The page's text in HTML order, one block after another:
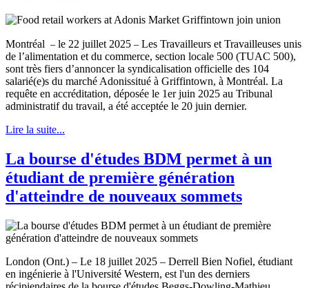
Montréal –le 22 juillet 2025 –Les Travailleurs et Travailleuses unis
de l’alimentation et du commerce, section locale 500 (TUAC 500),
sont très fiers d’annoncer la syndicalisation officielle des 104
salarié(e)s du marché Adonissitué à Griffintown, à Montréal. La
requête en accréditation, déposée le 1er juin 2025 au Tribunal
administratif du travail, a été acceptée le 20 juin dernier.
Lire la suite...
La bourse d'études BDM permet à un
étudiant de première génération
d'atteindre de nouveaux sommets
London (Ont.) – Le 18 juillet 2025 – Derrell Bien Nofiel, étudiant
en ingénierie à l'Université Western, est l'un des derniers